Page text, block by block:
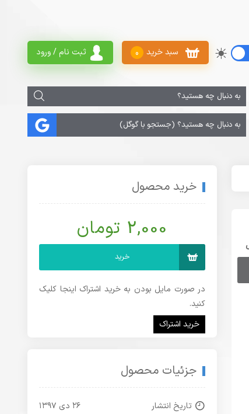
ثبت نام / ورود سبد خرید 0
خرید محصول
2,000 تومان
خرید
در صورت مایل بودن به خرید اشتراک اینجا کلیک
کنید.
خرید اشتراک
جزئیات محصول
تاریخ انتشار
۲۶ دی ۱۳۹۷